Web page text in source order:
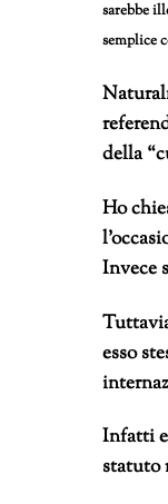
sarebbe
semplice
della
Ho
Invece
esso
Infatti
statuto